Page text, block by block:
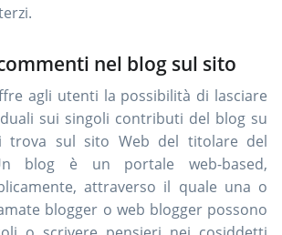
nel blog sul sito
agli utenti la possibilità di lasciare
sui singoli contributi del blog su
trova sul sito Web del titolare del
blog è un portale web-based,
attraverso il quale una o
blogger o web blogger possono